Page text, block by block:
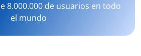
8.000.000 de usuarios en todo
el mundo